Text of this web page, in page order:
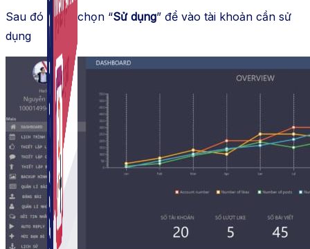
Sau đó nhấn chọn “Sử dụng” để vào tài khoản cần sử
dụng